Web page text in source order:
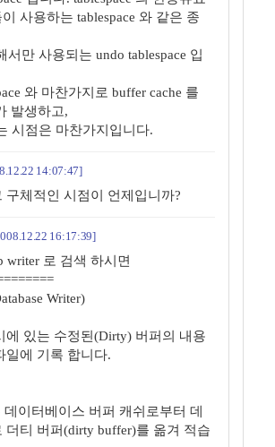
사용하는 tablespace 와 같은 종
서만 사용되는 undo tablespace 입
와 마찬가지로 buffer cache 를
발생하고,
시점은 마찬가지입니다.
14:07:47]
구체적인 시점이 언제입니까?
16:17:39]
writer 로 검색 하시면
Writer)
있는 수정된(Dirty) 버퍼의 내용
일에 기록 합니다.
이터베이스 버퍼 캐쉬로부터 데
더티 버퍼(dirty buffer)를 옮겨 적습